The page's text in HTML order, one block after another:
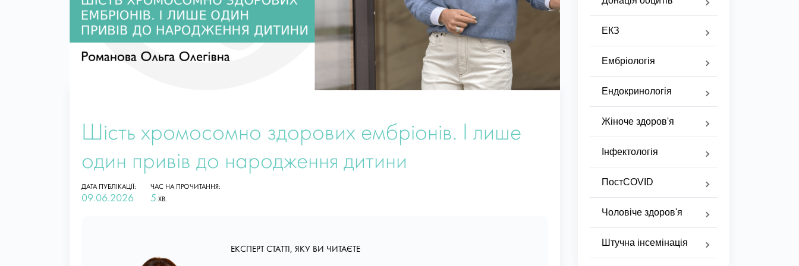
Шість хромосомно здорових ембріонів. І лише
один привів до народження дитини
ДАТА ПУБЛІКАЦІЇ:
09.06.2026
ЧАС НА ПРОЧИТАННЯ:
5 ХВ.
ЕКСПЕРТ СТАТТІ, ЯКУ ВИ ЧИТАЄТЕ
ЕКЗ
Ембріологія
Ендокринологія
Жіноче здоров'я
Інфектологія
ПостCOVID
Чоловіче здоров'я
Штучна інсемінація